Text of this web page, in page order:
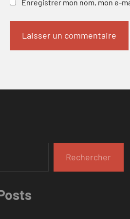
Enregistrer mon nom, mon e-
Rechercher